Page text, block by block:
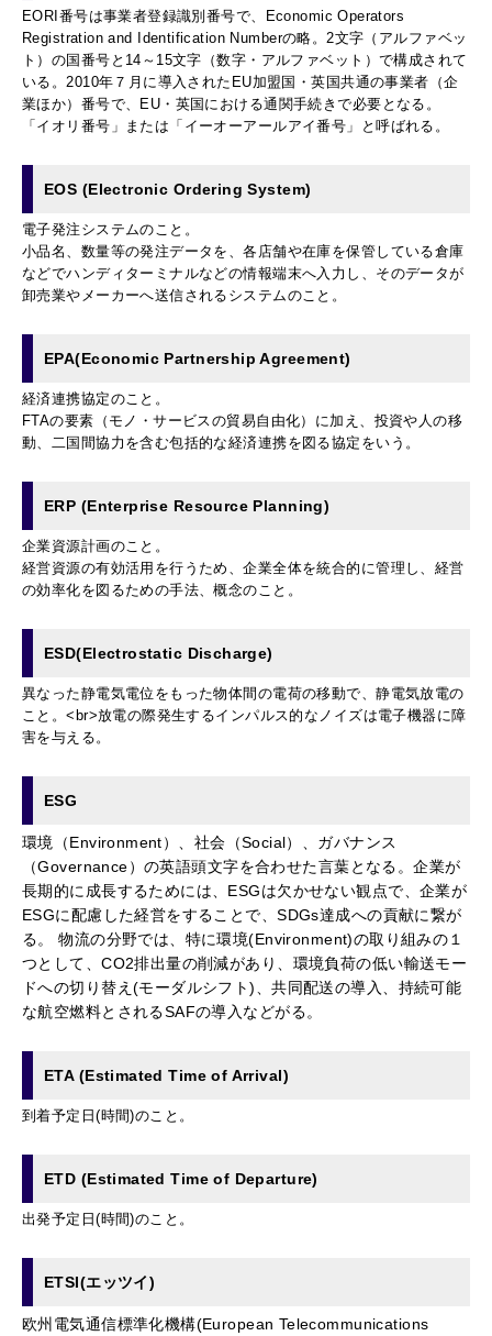
EORI番号は事業者登録識別番号で、Economic Operators
Registration and Identification Numberの略。2文字（アルファベッ
ト）の国番号と14～15文字（数字・アルファベット）で構成されて
いる。2010年７月に導入されたEU加盟国・英国共通の事業者（企
業ほか）番号で、EU・英国における通関手続きで必要となる。
「イオリ番号」または「イーオーアールアイ番号」と呼ばれる。
EOS (Electronic Ordering System)
電子発注システムのこと。
小品名、数量等の発注データを、各店舗や在庫を保管している倉庫
などでハンディターミナルなどの情報端末へ入力し、そのデータが
卸売業やメーカーへ送信されるシステムのこと。
EPA(Economic Partnership Agreement)
経済連携協定のこと。
FTAの要素（モノ・サービスの貿易自由化）に加え、投資や人の移
動、二国間協力を含む包括的な経済連携を図る協定をいう。
ERP (Enterprise Resource Planning)
企業資源計画のこと。
経営資源の有効活用を行うため、企業全体を統合的に管理し、経営
の効率化を図るための手法、概念のこと。
ESD(Electrostatic Discharge)
異なった静電気電位をもった物体間の電荷の移動で、静電気放電の
こと。<br>放電の際発生するインパルス的なノイズは電子機器に障
害を与える。
ESG
環境（Environment）、社会（Social）、ガバナンス
（Governance）の英語頭文字を合わせた言葉となる。企業が
長期的に成長するためには、ESGは欠かせない観点で、企業が
ESGに配慮した経営をすることで、SDGs達成への貢献に繋が
る。 物流の分野では、特に環境(Environment)の取り組みの１
つとして、CO2排出量の削減があり、環境負荷の低い輸送モー
ドへの切り替え(モーダルシフト)、共同配送の導入、持続可能
な航空燃料とされるSAFの導入などがる。
ETA (Estimated Time of Arrival)
到着予定日(時間)のこと。
ETD (Estimated Time of Departure)
出発予定日(時間)のこと。
ETSI(エッツイ)
欧州電気通信標準化機構(European Telecommunications